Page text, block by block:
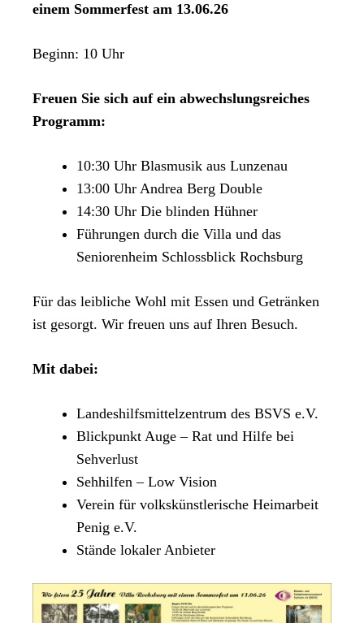
einem Sommerfest am 13.06.26
Beginn: 10 Uhr
Freuen Sie sich auf ein abwechslungsreiches
Programm:
10:30 Uhr Blasmusik aus Lunzenau
13:00 Uhr Andrea Berg Double
14:30 Uhr Die blinden Hühner
Führungen durch die Villa und das
Seniorenheim Schlossblick Rochsburg
Für das leibliche Wohl mit Essen und Getränken
ist gesorgt. Wir freuen uns auf Ihren Besuch.
Mit dabei:
Landeshilfsmittelzentrum des BSVS e.V.
Blickpunkt Auge – Rat und Hilfe bei
Sehverlust
Sehhilfen – Low Vision
Verein für volkskünstlerische Heimarbeit
Penig e.V.
Stände lokaler Anbieter